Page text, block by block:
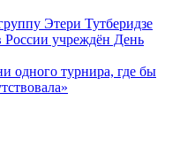
Этери Тутберидзе
учреждён День
одного турнира, где бы